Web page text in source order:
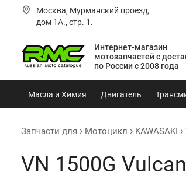
Москва, Мурманский проезд,
дом 1А., стр. 1.
Интернет-магазин
мотозапчастейс
по России с 2008 года
Масла и Химия Двигатель
Запчасти для Мотоцикл KAWASAKI
VN 1500G